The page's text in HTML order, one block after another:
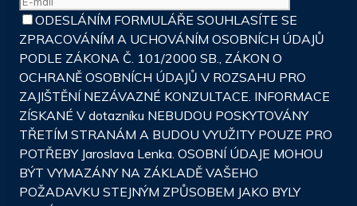
ODESLÁNÍM FORMULÁŘE SOUHLASÍTE SE
ZPRACOVÁNÍM A UCHOVÁNÍM OSOBNÍCH ÚDAJŮ
PODLE ZÁKONA Č. 101/2000 SB., ZÁKON O
OCHRANĚ OSOBNÍCH ÚDAJŮ V ROZSAHU PRO
ZAJIŠTĚNÍ NEZÁVAZNÉ KONZULTACE. INFORMACE
ZÍSKANÉ V dotazníku NEBUDOU POSKYTOVÁNY
TŘETÍM STRANÁM A BUDOU VYUŽITY POUZE PRO
POTŘEBY Jaroslava Lenka. OSOBNÍ ÚDAJE MOHOU
BÝT VYMAZÁNY NA ZÁKLADĚ VAŠEHO
POŽADAVKU STEJNÝM ZPŮSOBEM JAKO BYLY